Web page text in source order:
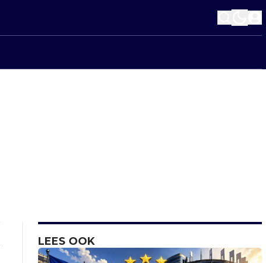
LEES OOK